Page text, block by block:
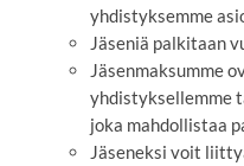
yhdistyksemme
Jäseniä palkitaan
Jäsenmaksumme
yhdistyksellemme
joka mahdollistaa
Jäseneksi voit